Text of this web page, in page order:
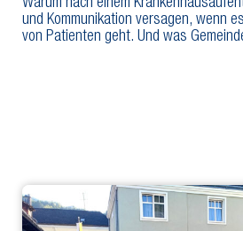
Warum nach einem
und Kommunikation versagen, wenn
von Patienten geht. Und was